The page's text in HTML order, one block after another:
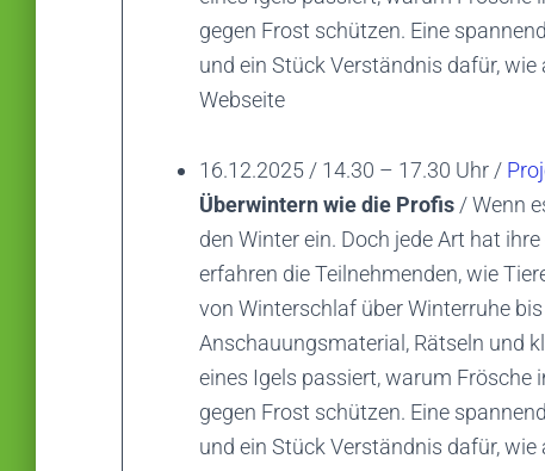
gegen Frost schützen. Eine
und ein Stück Verständnis dafür,
Webseite
16.12.2025 / 14.30 – 17.30 Uhr /
Überwintern wie die Profis / Wenn
den Winter ein. Doch jede Art hat
erfahren die Teilnehmenden, wie
von Winterschlaf über Winterruhe
Anschauungsmaterial, Rätseln und
eines Igels passiert, warum Frösche
gegen Frost schützen. Eine
und ein Stück Verständnis dafür,